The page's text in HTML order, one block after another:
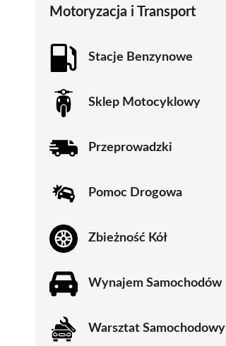
Motoryzacja i Transport
Stacje Benzynowe
Sklep Motocyklowy
Przeprowadzki
Pomoc Drogowa
Zbieżność Kół
Wynajem Samochodów
Warsztat Samochodowy